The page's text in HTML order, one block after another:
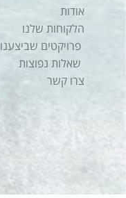
אודות
הלקוחות שלנו
פרויקטים שביצענו
שאלות נפוצות
צרו קשר